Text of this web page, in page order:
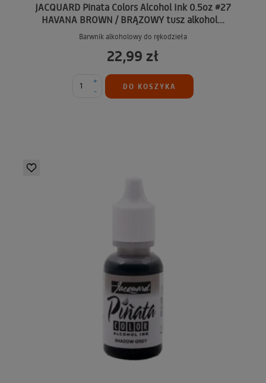
JACQUARD Pinata Colors Alcohol Ink 0.5oz #27
HAVANA BROWN / BRĄZOWY tusz alkohol...
Barwnik alkoholowy do rękodzieła
22,99 zł
-
+
DO KOSZYKA